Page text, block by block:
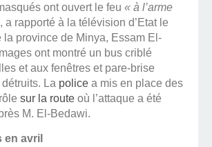
ont ouvert le feu « à l’arme
, a rapporté à la télévision d’Etat le
la province de Minya, Essam El-
ont montré un bus criblé
et aux fenêtres et pare-brise
La police a mis en place des
sur la route où l’attaque a été
M. El-Bedawi.
en avril